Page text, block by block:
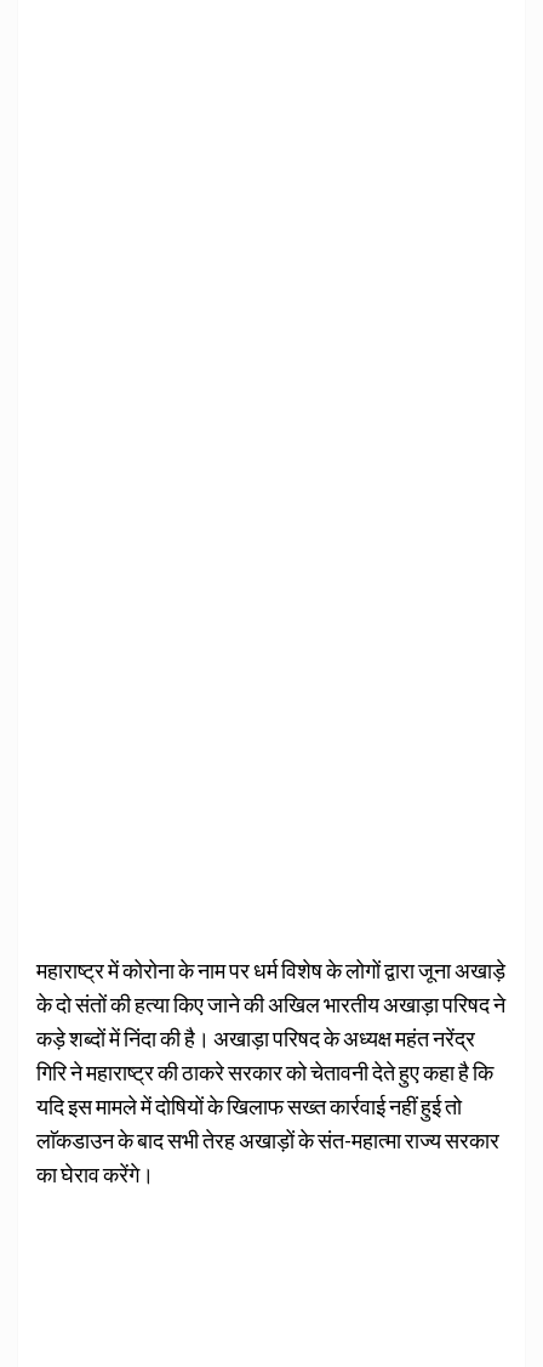
महाराष्ट्र में कोरोना के नाम पर धर्म विशेष के लोगों द्वारा जूना अखाड़े
के दो संतों की हत्या किए जाने की अखिल भारतीय अखाड़ा परिषद ने
कड़े शब्दों में निंदा की है। अखाड़ा परिषद के अध्यक्ष महंत नरेंद्र
गिरि ने महाराष्ट्र की ठाकरे सरकार को चेतावनी देते हुए कहा है कि
यदि इस मामले में दोषियों के खिलाफ सख्त कार्रवाई नहीं हुई तो
लाॅकडाउन के बाद सभी तेरह अखाड़ों के संत-महात्मा राज्य सरकार
का घेराव करेंगे।